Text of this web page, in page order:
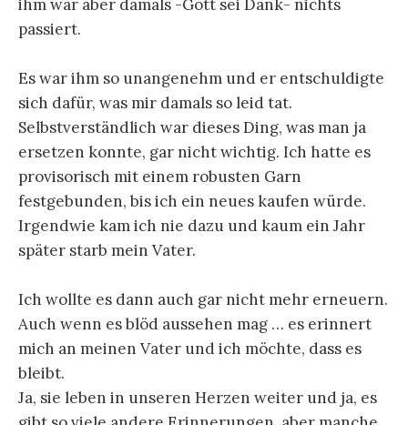
ihm war aber damals -Gott sei Dank- nichts
passiert.
Es war ihm so unangenehm und er entschuldigte
sich dafür, was mir damals so leid tat.
Selbstverständlich war dieses Ding, was man ja
ersetzen konnte, gar nicht wichtig. Ich hatte es
provisorisch mit einem robusten Garn
festgebunden, bis ich ein neues kaufen würde.
Irgendwie kam ich nie dazu und kaum ein Jahr
später starb mein Vater.
Ich wollte es dann auch gar nicht mehr erneuern.
Auch wenn es blöd aussehen mag … es erinnert
mich an meinen Vater und ich möchte, dass es
bleibt.
Ja, sie leben in unseren Herzen weiter und ja, es